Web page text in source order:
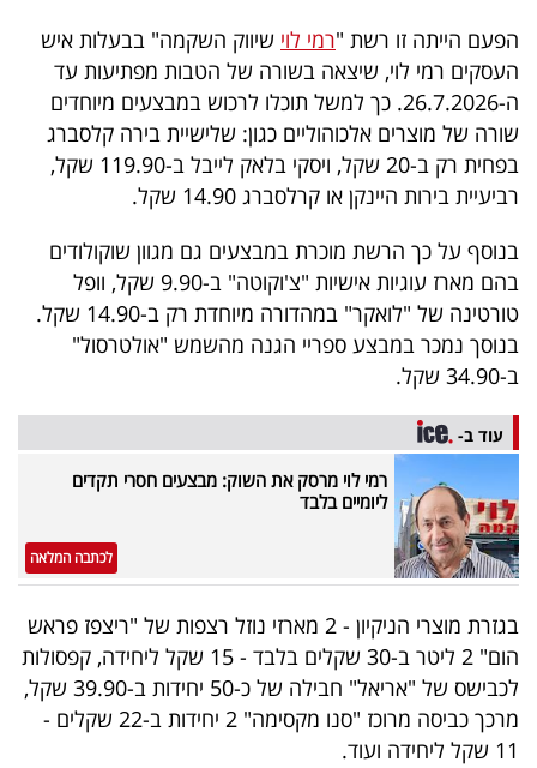
המילון
הכלכלי
פודקאסט
UNDER
40
שיתופי
פעולה
דרושים
מייל
אדום
הפעם הייתה זו רשת "רמי לוי שיווק השקמה" בבעלות איש
העסקים רמי לוי, שיצאה בשורה של הטבות מפתיעות עד
ה-26.7.2026. כך למשל תוכלו לרכוש במבצעים מיוחדים
שורה של מוצרים אלכוהוליים כגון: שלישיית בירה קלסברג
בפחית רק ב-20 שקל, ויסקי בלאק לייבל ב-119.90 שקל,
רביעיית בירות היינקן או קרלסברג 14.90 שקל.
בנוסף על כך הרשת מוכרת במבצעים גם מגוון שוקולודים
בהם מארז עוגיות אישיות "צ'וקוטה" ב-9.90 שקל, וופל
טורטינה של "לואקר" במהדורה מיוחדת רק ב-14.90 שקל.
בנוסך נמכר במבצע ספריי הגנה מהשמש "אולטרסול"
ב-34.90 שקל.
עוד ב-
רמי לוי מרסק את השוק: מבצעים חסרי תקדים
ליומיים בלבד
לכתבה המלאה
בגזרת מוצרי הניקיון - 2 מארזי נוזל רצפות של "ריצפז פראש
הום" 2 ליטר ב-30 שקלים בלבד - 15 שקל ליחידה, קפסולות
לכבישס של "אריאל" חבילה של כ-50 יחידות ב-39.90 שקל,
מרכך כביסה מרוכז "סנו מקסימה" 2 יחידות ב-22 שקלים -
11 שקל ליחידה ועוד.